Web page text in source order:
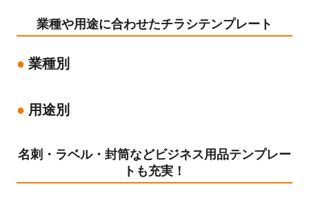
業種や用途に合わせたチラシテンプレート
業種別
用途別
名刺・ラベル・封筒などビジネス用品テンプレー
トも充実！